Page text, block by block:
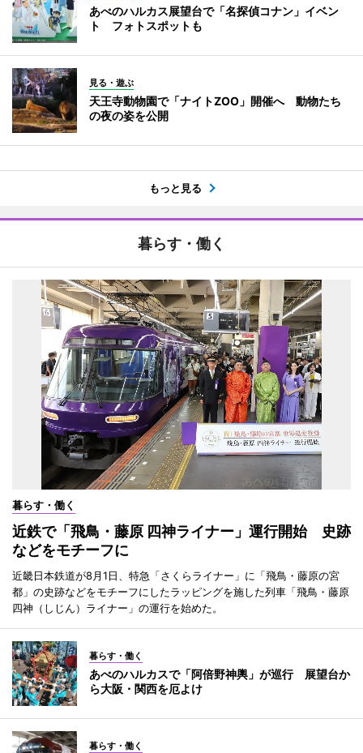
あべのハルカス展望台で「名探偵コナン」イベン
ト フォトスポットも
見る・遊ぶ
天王寺動物園で「ナイトZOO」開催へ 動物たち
の夜の姿を公開
もっと見る
暮らす・働く
暮らす・働く
近鉄で「飛鳥・藤原 四神ライナー」運行開始 史跡
などをモチーフに
近畿日本鉄道が8月1日、特急「さくらライナー」に「飛鳥・藤原の宮
都」の史跡などをモチーフにしたラッピングを施した列車「飛鳥・藤原
四神（しじん）ライナー」の運行を始めた。
暮らす・働く
あべのハルカスで「阿倍野神輿」が巡行 展望台か
ら大阪・関西を厄よけ
暮らす・働く